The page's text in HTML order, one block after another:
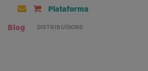
Plataforma
Blog DISTRIBUÏDORS